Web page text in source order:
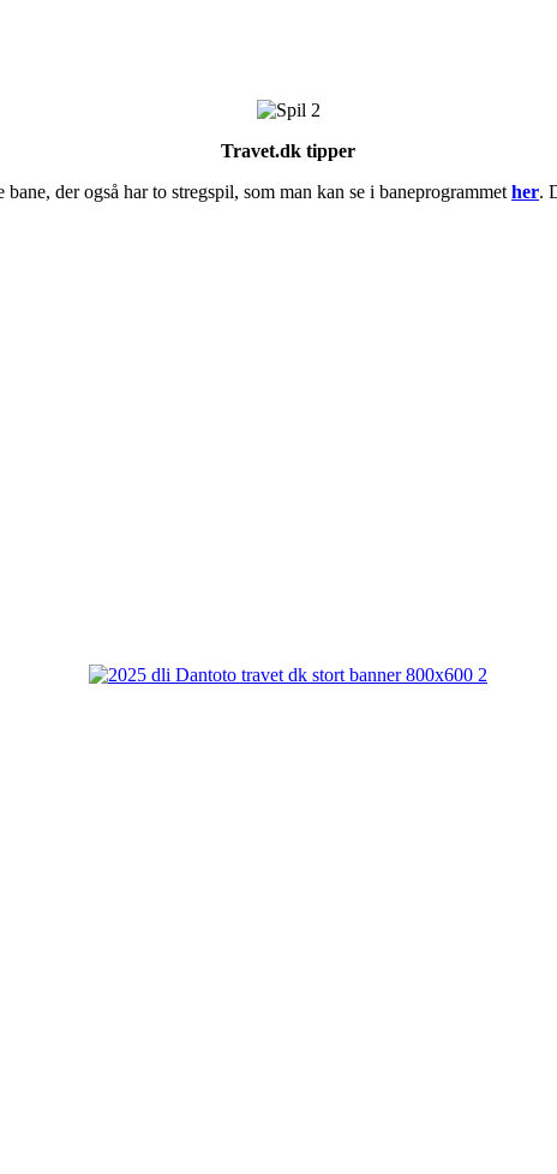
Travet.dk tipper
der også har to stregspil, som man kan se i baneprogrammet her.